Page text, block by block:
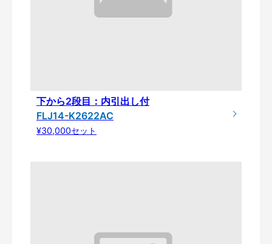
下から2段目：内引出し付
FLJ14-K2622AC
¥30,000セット